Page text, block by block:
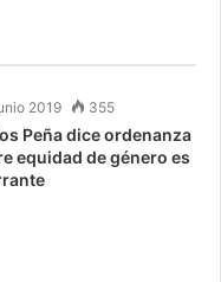
2019 355
Peña dice ordenanza
equidad de género es